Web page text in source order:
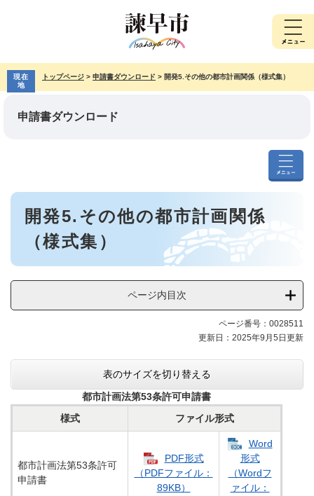
先
で
す。
を
ば
現在
地
トップページ > 申請書ダウンロード > 開発5.その他の都市計画関係（様式集）
申請書ダウンロード
申
ニ
ュ
本
開発5.その他の都市計画関係
（様式集）
ページ内目次
ページ番号：0028511
更新日：2025年9月5日更新
表のサイズを切り替える
都市計画法第53条許可申請書
様式
ファイル形式
都市計画法第53条許可
申請書
PDF形式
（PDFファイル：
89KB）
Word
形式
（Wordフ
ァイル：